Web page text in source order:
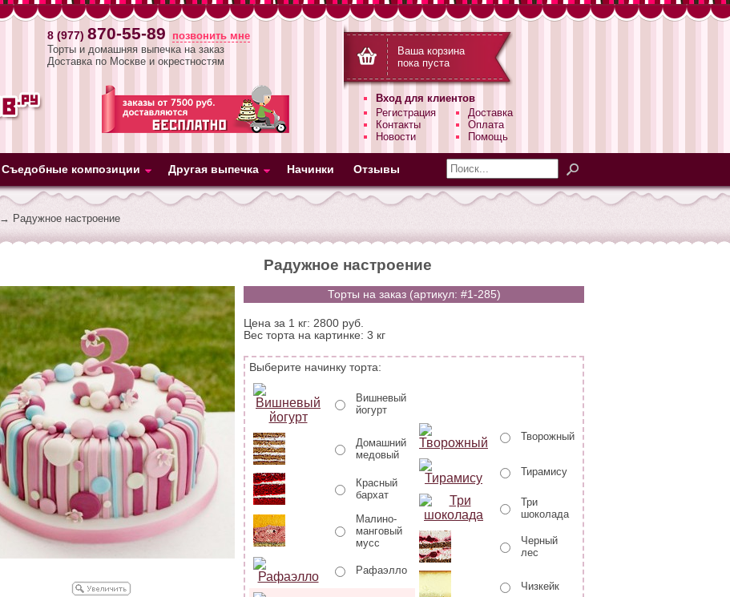
8 (977) 870-55-89
позвонить мне
Торты и домашняя выпечка на заказ
Доставка по Москве и окрестностям
Ваша корзина
пока пуста
Вход для клиентов
Регистрация
Контакты
Новости
Доставка
Оплата
Помощь
Съедобные композиции Другая выпечка Начинки Отзывы
→ Радужное настроение
Радужное настроение
Торты на заказ (артикул: #1-285)
Цена за 1 кг: 2800 руб.
Вес торта на картинке: 3 кг
Выберите начинку торта:
Вишневый
йогурт
Домашний
медовый
Красный
бархат
Малино-
манговый
мусс
Рафаэлло
Творожный
Тирамису
Три
шоколада
Черный
лес
Чизкейк